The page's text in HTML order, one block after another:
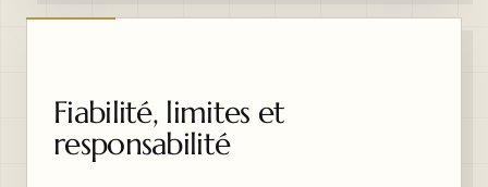
Fiabilité, limites et
responsabilité